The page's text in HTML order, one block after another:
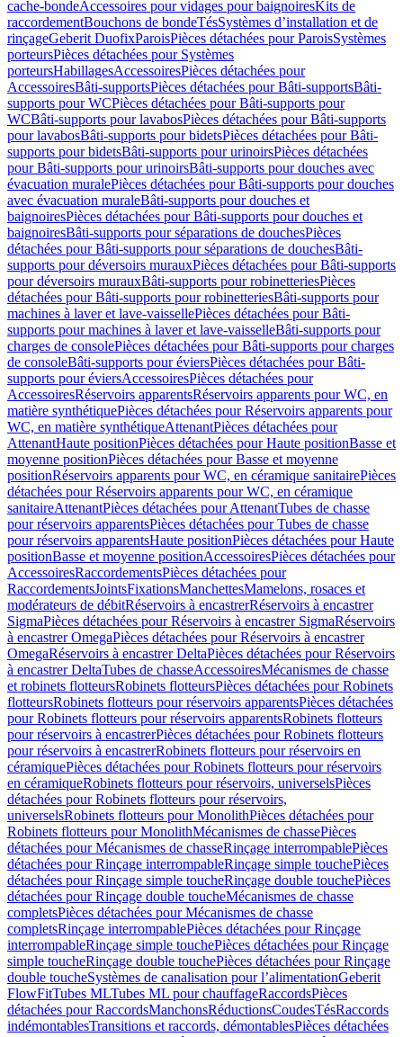
cache-bondeAccessoires pour vidages pour baignoiresKits de
raccordementBouchons de bondeTésSystèmes d’installation et de
rinçageGeberit DuofixParoisPièces détachées pour ParoisSystèmes
porteursPièces détachées pour Systèmes
porteursHabillagesAccessoiresPièces détachées pour
AccessoiresBâti-supportsPièces détachées pour Bâti-supportsBâti-
supports pour WCPièces détachées pour Bâti-supports pour
WCBâti-supports pour lavabosPièces détachées pour Bâti-supports
pour lavabosBâti-supports pour bidetsPièces détachées pour Bâti-
supports pour bidetsBâti-supports pour urinoirsPièces détachées
pour Bâti-supports pour urinoirsBâti-supports pour douches avec
évacuation muralePièces détachées pour Bâti-supports pour douches
avec évacuation muraleBâti-supports pour douches et
baignoiresPièces détachées pour Bâti-supports pour douches et
baignoiresBâti-supports pour séparations de douchesPièces
détachées pour Bâti-supports pour séparations de douchesBâti-
supports pour déversoirs murauxPièces détachées pour Bâti-supports
pour déversoirs murauxBâti-supports pour robinetteriesPièces
détachées pour Bâti-supports pour robinetteriesBâti-supports pour
machines à laver et lave-vaissellePièces détachées pour Bâti-
supports pour machines à laver et lave-vaisselleBâti-supports pour
charges de consolePièces détachées pour Bâti-supports pour charges
de consoleBâti-supports pour éviersPièces détachées pour Bâti-
supports pour éviersAccessoiresPièces détachées pour
AccessoiresRéservoirs apparentsRéservoirs apparents pour WC, en
matière synthétiquePièces détachées pour Réservoirs apparents pour
WC, en matière synthétiqueAttenantPièces détachées pour
AttenantHaute positionPièces détachées pour Haute positionBasse et
moyenne positionPièces détachées pour Basse et moyenne
positionRéservoirs apparents pour WC, en céramique sanitairePièces
détachées pour Réservoirs apparents pour WC, en céramique
sanitaireAttenantPièces détachées pour AttenantTubes de chasse
pour réservoirs apparentsPièces détachées pour Tubes de chasse
pour réservoirs apparentsHaute positionPièces détachées pour Haute
positionBasse et moyenne positionAccessoiresPièces détachées pour
AccessoiresRaccordementsPièces détachées pour
RaccordementsJointsFixationsManchettesMamelons, rosaces et
modérateurs de débitRéservoirs à encastrerRéservoirs à encastrer
SigmaPièces détachées pour Réservoirs à encastrer SigmaRéservoirs
à encastrer OmegaPièces détachées pour Réservoirs à encastrer
OmegaRéservoirs à encastrer DeltaPièces détachées pour Réservoirs
à encastrer DeltaTubes de chasseAccessoiresMécanismes de chasse
et robinets flotteursRobinets flotteursPièces détachées pour Robinets
flotteursRobinets flotteurs pour réservoirs apparentsPièces détachées
pour Robinets flotteurs pour réservoirs apparentsRobinets flotteurs
pour réservoirs à encastrerPièces détachées pour Robinets flotteurs
pour réservoirs à encastrerRobinets flotteurs pour réservoirs en
céramiquePièces détachées pour Robinets flotteurs pour réservoirs
en céramiqueRobinets flotteurs pour réservoirs, universelsPièces
détachées pour Robinets flotteurs pour réservoirs,
universelsRobinets flotteurs pour MonolithPièces détachées pour
Robinets flotteurs pour MonolithMécanismes de chassePièces
détachées pour Mécanismes de chasseRinçage interrompablePièces
détachées pour Rinçage interrompableRinçage simple touchePièces
détachées pour Rinçage simple toucheRinçage double touchePièces
détachées pour Rinçage double toucheMécanismes de chasse
completsPièces détachées pour Mécanismes de chasse
completsRinçage interrompablePièces détachées pour Rinçage
interrompableRinçage simple touchePièces détachées pour Rinçage
simple toucheRinçage double touchePièces détachées pour Rinçage
double toucheSystèmes de canalisation pour l’alimentationGeberit
FlowFitTubes MLTubes ML pour chauffageRaccordsPièces
détachées pour RaccordsManchonsRéductionsCoudesTésRaccords
indémontablesTransitions et raccords, démontablesPièces détachées